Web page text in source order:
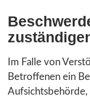
Im Falle von
Betroffenen ein